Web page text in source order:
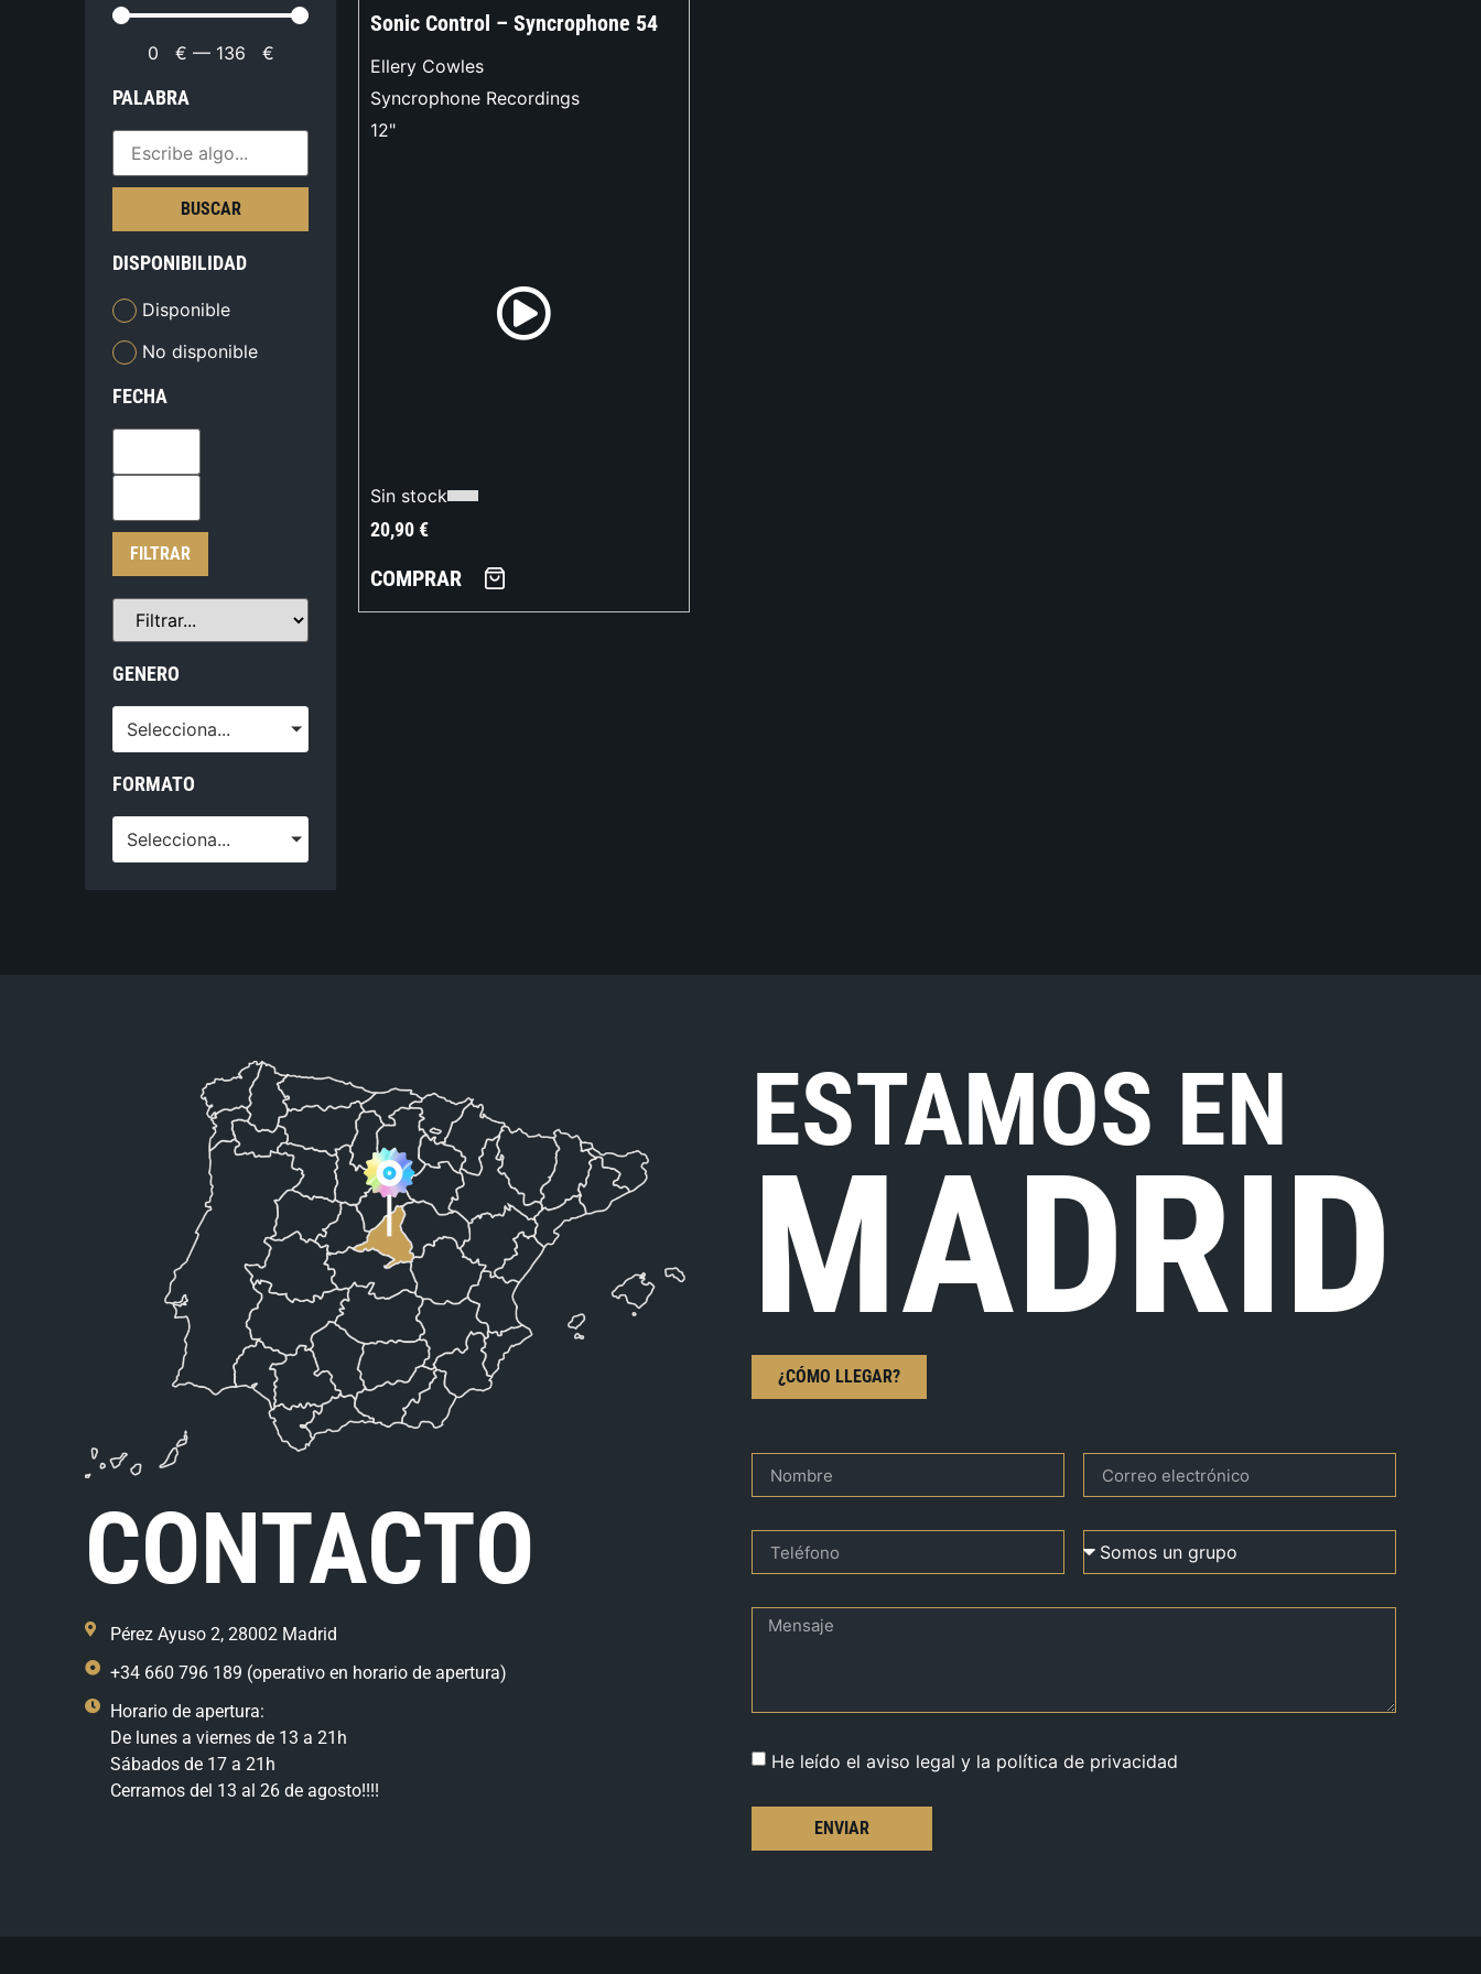
0 € — 136 €
PALABRA
BUSCAR
DISPONIBILIDAD
Disponible
No disponible
FECHA
FILTRAR
GENERO
Selecciona...
FORMATO
Selecciona...
Sonic Control – Syncrophone 54
Ellery Cowles
Syncrophone Recordings
12"
Sin stock
20,90€
COMPRAR
CONTACTO
Pérez Ayuso 2, 28002 Madrid
+34 660 796 189 (operativo en horario de apertura)
Horario de apertura:
De lunes a viernes de 13 a 21h
Sábados de 17 a 21h
Cerramos del 13 al 26 de agosto!!!!
ESTAMOS EN
MADRID
¿CÓMO LLEGAR?
He leído el aviso legal y la política de privacidad
ENVIAR